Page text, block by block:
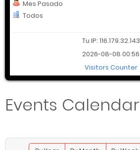
Mes Pasado
Todos
Tu IP: 116.179.32.143
2026-08-08 00:56
Visitors Counter
Events Calendar